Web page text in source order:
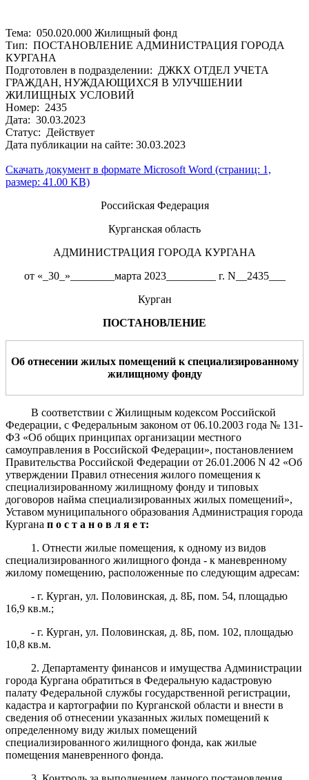
Тема: 050.020.000 Жилищный фонд
Тип: ПОСТАНОВЛЕНИЕ АДМИНИСТРАЦИЯ ГОРОДА
КУРГАНА
Подготовлен в подразделении: ДЖКХ ОТДЕЛ УЧЕТА
ГРАЖДАН, НУЖДАЮЩИХСЯ В УЛУЧШЕНИИ
ЖИЛИЩНЫХ УСЛОВИЙ
Номер: 2435
Дата: 30.03.2023
Статус: Действует
Дата публикации на сайте: 30.03.2023
Скачать документ в формате Microsoft Word (страниц: 1,
размер: 41.00 KB)
Российская Федерация
Курганская область
АДМИНИСТРАЦИЯ ГОРОДА КУРГАНА
от «_30_»________марта 2023_________ г. N__2435___
Курган
ПОСТАНОВЛЕНИЕ
Об отнесении жилых помещений к специализированному
жилищному фонду
В соответствии с Жилищным кодексом Российской
Федерации, c Федеральным законом от 06.10.2003 года № 131-
ФЗ «Об общих принципах организации местного
самоуправления в Российской Федерации», постановлением
Правительства Российской Федерации от 26.01.2006 N 42 «Об
утверждении Правил отнесения жилого помещения к
специализированному жилищному фонду и типовых
договоров найма специализированных жилых помещений»,
Уставом муниципального образования Администрация города
Кургана п о с т а н о в л я е т:
1. Отнести жилые помещения, к одному из видов
специализированного жилищного фонда - к маневренному
жилому помещению, расположенные по следующим адресам:
- г. Курган, ул. Половинская, д. 8Б, пом. 54, площадью
16,9 кв.м.;
- г. Курган, ул. Половинская, д. 8Б, пом. 102, площадью
10,8 кв.м.
2. Департаменту финансов и имущества Администрации
города Кургана обратиться в Федеральную кадастровую
палату Федеральной службы государственной регистрации,
кадастра и картографии по Курганской области и внести в
сведения об отнесении указанных жилых помещений к
определенному виду жилых помещений
специализированного жилищного фонда, как жилые
помещения маневренного фонда.